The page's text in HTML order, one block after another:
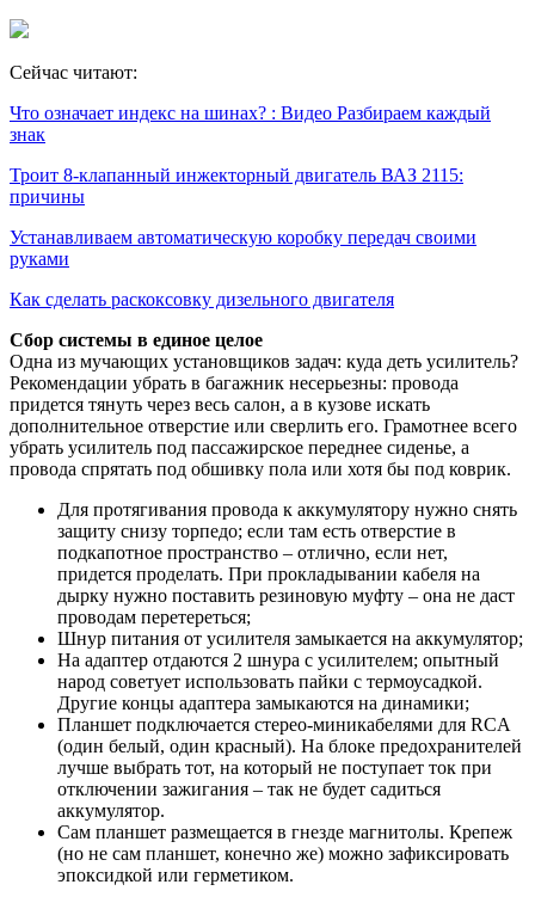
Сейчас читают:
Что означает индекс на шинах? : Видео Разбираем каждый
знак
Троит 8-клапанный инжекторный двигатель ВАЗ 2115:
причины
Устанавливаем автоматическую коробку передач своими
руками
Как сделать раскоксовку дизельного двигателя
Сбор системы в единое целое
Одна из мучающих установщиков задач: куда деть усилитель?
Рекомендации убрать в багажник несерьезны: провода
придется тянуть через весь салон, а в кузове искать
дополнительное отверстие или сверлить его. Грамотнее всего
убрать усилитель под пассажирское переднее сиденье, а
провода спрятать под обшивку пола или хотя бы под коврик.
Для протягивания провода к аккумулятору нужно снять
защиту снизу торпедо; если там есть отверстие в
подкапотное пространство – отлично, если нет,
придется проделать. При прокладывании кабеля на
дырку нужно поставить резиновую муфту – она не даст
проводам перетереться;
Шнур питания от усилителя замыкается на аккумулятор;
На адаптер отдаются 2 шнура с усилителем; опытный
народ советует использовать пайки с термоусадкой.
Другие концы адаптера замыкаются на динамики;
Планшет подключается стерео-миникабелями для RCA
(один белый, один красный). На блоке предохранителей
лучше выбрать тот, на который не поступает ток при
отключении зажигания – так не будет садиться
аккумулятор.
Сам планшет размещается в гнезде магнитолы. Крепеж
(но не сам планшет, конечно же) можно зафиксировать
эпоксидкой или герметиком.